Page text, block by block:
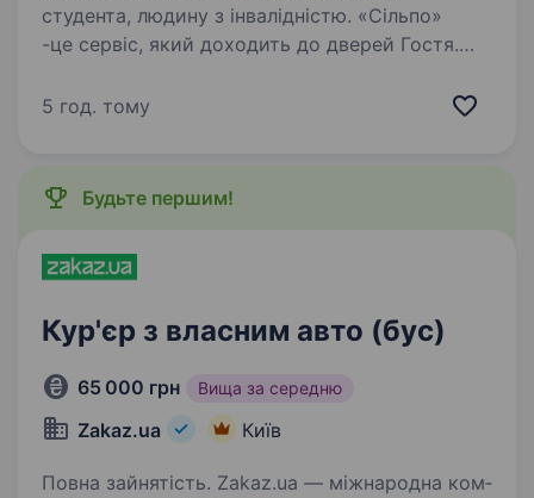
студента, людину з інвалідністю. «Сільпо»
-це сервіс, який доходить до дверей Гостя.
бачити, як твоя робота приносить людям
Дотримуватися…
5 год. тому
Будьте першим!
Кур'єр з власним авто (бус)
65 000 грн Вища за середню
Zakaz.ua Київ
Повна зайнятість. Zakaz.ua — між­на­ро­дна ком­